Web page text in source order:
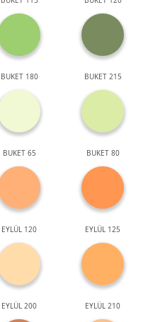
BUKET 180 BUKET 215
BUKET 65 BUKET 80
EYLÜL 120 EYLÜL 125
EYLÜL 200 EYLÜL 210